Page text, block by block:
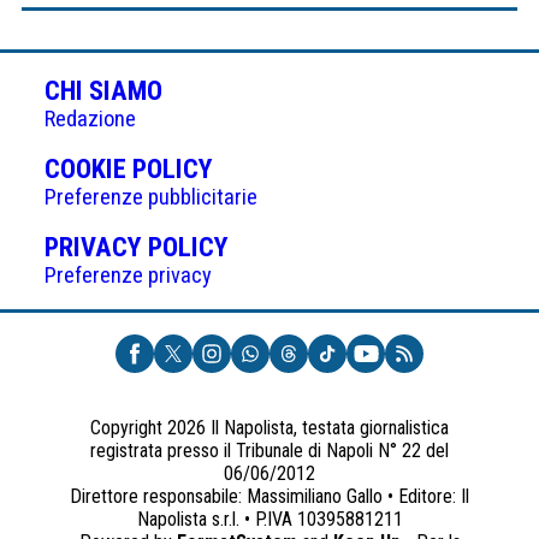
CHI SIAMO
Redazione
COOKIE POLICY(APRE
IN
UNA
NUOVA
Preferenze pubblicitarie
PRIVACY POLICY(APRE
UNA
NUOVA
SCHEDA)
Preferenze privacy
Copyright 2026 Il Napolista, testata giornalistica
registrata presso il Tribunale di Napoli N° 22 del
06/06/2012
Direttore responsabile: Massimiliano Gallo • Editore: Il
Napolista s.r.l. • P.IVA 10395881211